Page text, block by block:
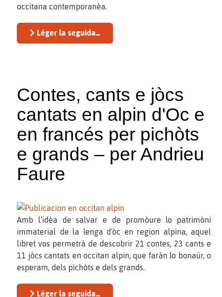
occitana contemporanèa.
Léger la seguida...
Contes, cants e jòcs
cantats en alpin d'Oc e
en francés per pichòts
e grands – per Andrieu
Faure
Amb l’idèa de salvar e de promòure lo patrimòni
immaterial de la lenga d'òc en region alpina, aquel
libret vos permetrà de descobrir 21 contes, 23 cants e
11 jòcs cantats en occitan alpin, que faràn lo bonaür, o
esperam, dels pichòts e dels grands.
Léger la seguida...